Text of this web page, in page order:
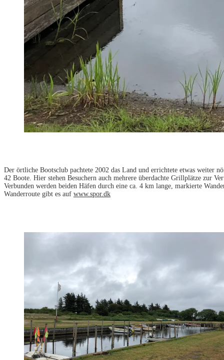
Der örtliche Bootsclub pachtete 2002 das Land und errichtete etwas weiter
42 Boote. Hier stehen Besuchern auch mehrere überdachte Grillplätze zur
Verbunden werden beiden Häfen durch eine ca. 4 km lange, markierte
Wanderroute gibt es auf www.spor.dk